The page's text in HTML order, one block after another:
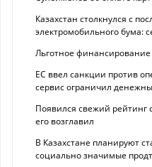
Казахстан столкнулся с
электромобильного бума:
Льготное
ЕС ввел санкции против
сервис ограничил
Появился свежий рейтинг
его возглавил
В Казахстане планируют
социально значимые